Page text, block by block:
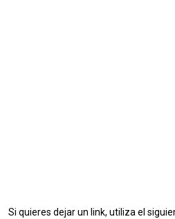
Si quieres dejar un link, utiliza el